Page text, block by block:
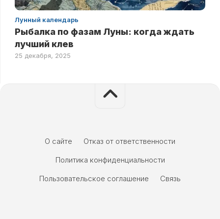
Лунный календарь
Рыбалка по фазам Луны: когда ждать
лучший клев
25 декабря, 2025
О сайте
Отказ от ответственности
Политика конфиденциальности
Пользовательское соглашение
Связь